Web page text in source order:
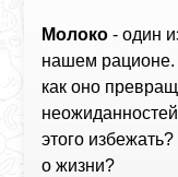
Молоко - один
нашем рационе.
как оно
этого
о жизни?